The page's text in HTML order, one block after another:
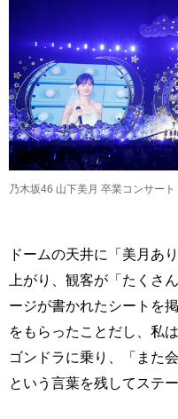
乃木坂46 山下美月 卒業コンサー
ドームの天井に「美月あ
上がり、観客が「たくさ
ージが書かれたシートを
をもらったことだし、私
ゴンドラに乗り、「また
という言葉を残してステ